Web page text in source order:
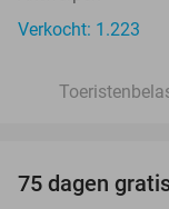
Verkocht: 1.223
75 dagen